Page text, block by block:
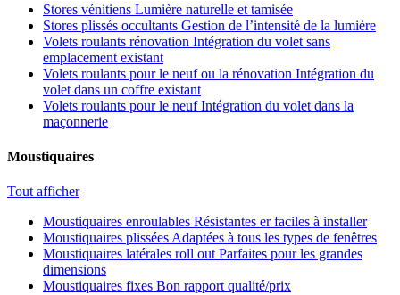
Stores vénitiens Lumière naturelle et tamisée
Stores plissés occultants Gestion de l’intensité de la lumière
Volets roulants rénovation Intégration du volet sans
emplacement existant
Volets roulants pour le neuf ou la rénovation Intégration du
volet dans un coffre existant
Volets roulants pour le neuf Intégration du volet dans la
maçonnerie
Moustiquaires
Tout afficher
Moustiquaires enroulables Résistantes er faciles à installer
Moustiquaires plissées Adaptées à tous les types de fenêtres
Moustiquaires latérales roll out Parfaites pour les grandes
dimensions
Moustiquaires fixes Bon rapport qualité/prix